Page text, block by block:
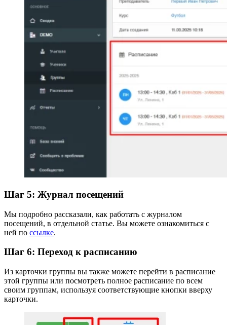
Шаг 5: Журнал посещений
Мы подробно рассказали, как работать с журналом
посещений, в отдельной статье. Вы можете ознакомиться с
ней по ссылке.
Шаг 6: Переход к расписанию
Из карточки группы вы также можете перейти в расписание
этой группы или посмотреть полное расписание по всем
своим группам, используя соответствующие кнопки вверху
карточки.